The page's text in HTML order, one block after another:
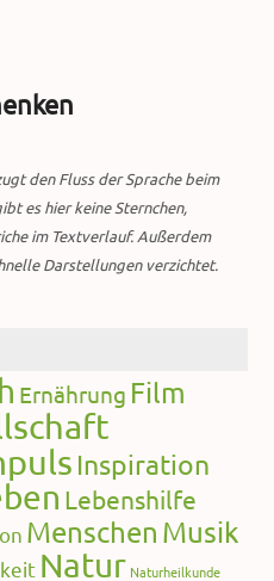
den Fluss der Sprache beim
es hier keine Sternchen,
im Textverlauf. Außerdem
Darstellungen verzichtet.
Ernährung Film
Inspiration
Lebenshilfe
Menschen Musik
Natur Naturheilkunde